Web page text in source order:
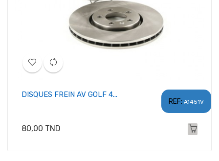
REF: A1451V
DISQUES FREIN AV GOLF 4...
Prix
80,00 TND